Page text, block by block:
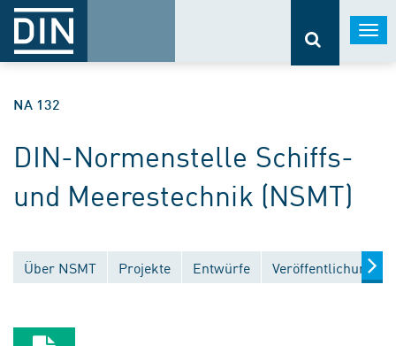
NA 132
DIN-Normenstelle Schiffs-
und Meerestechnik (NSMT)
Über NSMT Projekte Entwürfe Veröffentlichungen